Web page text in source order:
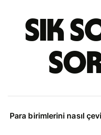
Sık
Para birimlerini nasıl